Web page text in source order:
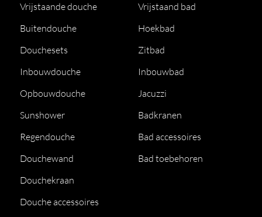
Vrijstaande douche
Buitendouche
Douchesets
Inbouwdouche
Opbouwdouche
Sunshower
Regendouche
Douchewand
Douchekraan
Douche accessoires
Vrijstaand bad
Hoekbad
Zitbad
Inbouwbad
Jacuzzi
Badkranen
Bad accessoires
Bad toebehoren